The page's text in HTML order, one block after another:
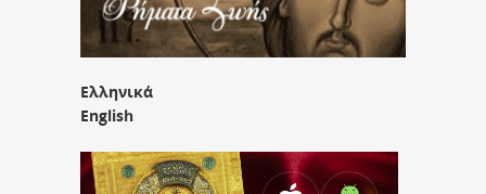
Ελληνικά
English